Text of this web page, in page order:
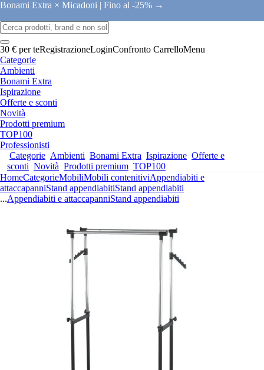
Bonami Extra × Micadoni | Fino al -25% →
30 € per teRegistrazioneLoginConfronto CarrelloMenu
Categorie
Ambienti
Bonami Extra
Ispirazione
Offerte e sconti
Novità
Prodotti premium
TOP100
Professionisti
Categorie Ambienti Bonami Extra Ispirazione Offerte e
sconti Novità Prodotti premium TOP100
HomeCategorieMobiliMobili contenitiviAppendiabiti e
attaccapanniStand appendiabitiStand appendiabiti
...Appendiabiti e attaccapanniStand appendiabiti